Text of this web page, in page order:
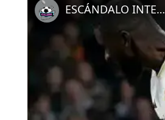
ESCÁNDALO INTERNACIONAL